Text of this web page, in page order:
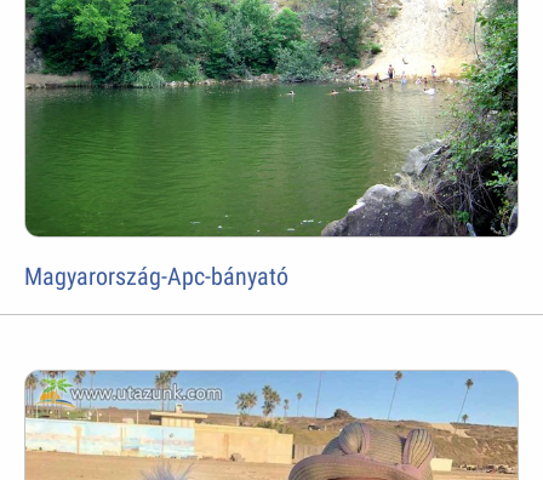
Magyarország-Apc-bányató